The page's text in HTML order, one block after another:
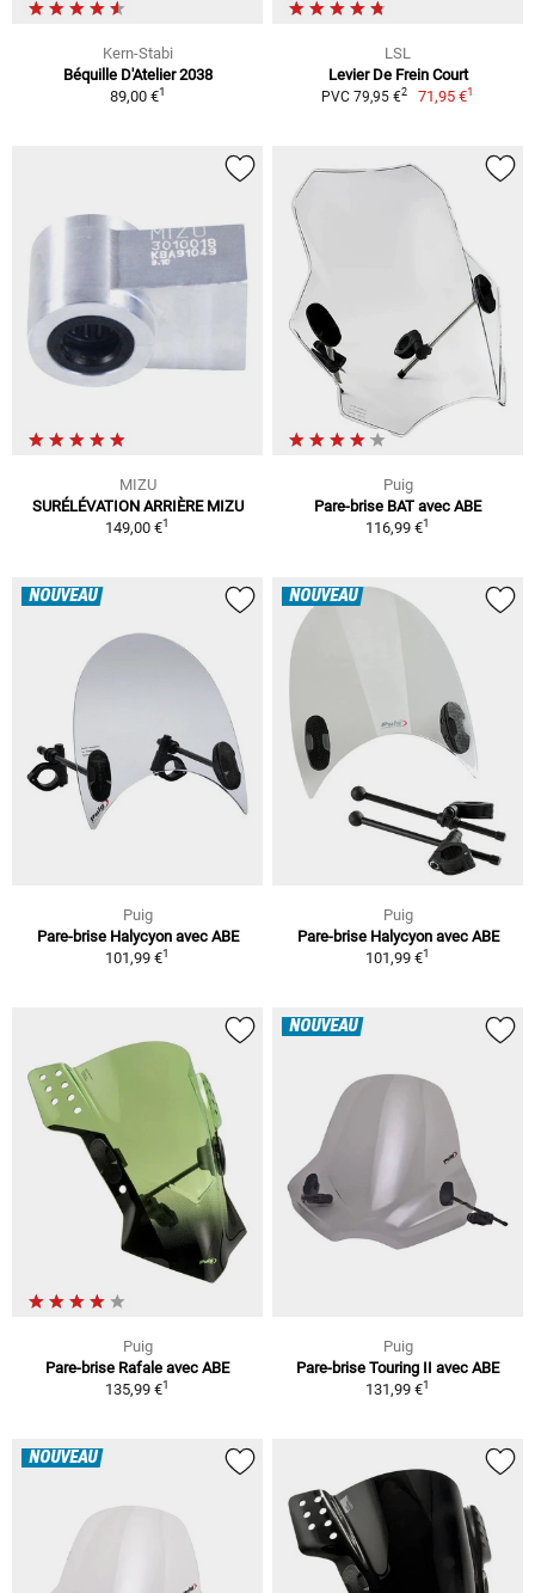
Kern-Stabi
Béquille D'Atelier 2038
89,00 €1
LSL
Levier De Frein Court
PVC 79,95 €2 71,95 €1
MIZU
SURÉLÉVATION ARRIÈRE MIZU
149,00 €1
Puig
Pare-brise BAT avec ABE
116,99 €1
NOUVEAU
Puig
Pare-brise Halycyon avec ABE
101,99 €1
NOUVEAU
Puig
Pare-brise Halycyon avec ABE
101,99 €1
Puig
Pare-brise Rafale avec ABE
135,99 €1
NOUVEAU
Puig
Pare-brise Touring II avec ABE
131,99 €1
NOUVEAU